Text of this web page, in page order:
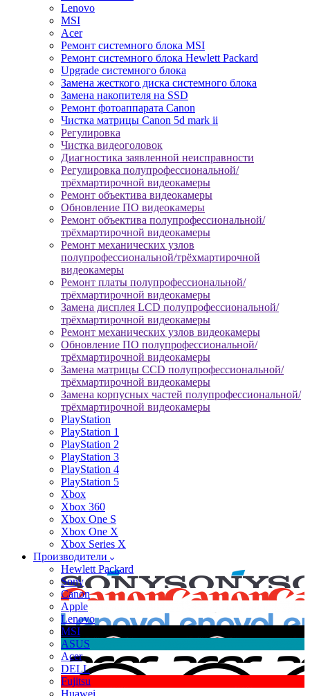
Lenovo
MSI
Acer
Ремонт системного блока MSI
Ремонт системного блока Hewlett Packard
Upgrade системного блока
Замена жесткого диска системного блока
Замена накопителя на SSD
Ремонт фотоаппарата Canon
Чистка матрицы Canon 5d mark ii
Регулировка
Чистка видеоголовок
Диагностика заявленной неисправности
Регулировка полупрофессиональной/
трёхмартирочной видеокамеры
Ремонт объектива видеокамеры
Обновление ПО видеокамеры
Ремонт объектива полупрофессиональной/
трёхмартирочной видеокамеры
Ремонт механических узлов
полупрофессиональной/трёхмартирочной
видеокамеры
Ремонт платы полупрофессиональной/
трёхмартирочной видеокамеры
Замена дисплея LCD полупрофессиональной/
трёхмартирочной видеокамеры
Ремонт механических узлов видеокамеры
Обновление ПО полупрофессиональной/
трёхмартирочной видеокамеры
Замена матрицы CCD полупрофессиональной/
трёхмартирочной видеокамеры
Замена корпусных частей полупрофессиональной/
трёхмартирочной видеокамеры
PlayStation
PlayStation 1
PlayStation 2
PlayStation 3
PlayStation 4
PlayStation 5
Xbox
Xbox 360
Xbox One S
Xbox One X
Xbox Series X
Производители
Hewlett Packard
Sony
Canon
Apple
Lenovo
MSI
ASUS
Acer
DELL
Fujitsu
Huawei